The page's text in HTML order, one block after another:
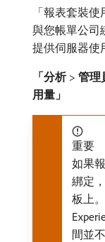
「報表套裝
與您帳單公司
提供伺服器使
「分析> 管理
用量」
重要
如果
綁定
板上
間並